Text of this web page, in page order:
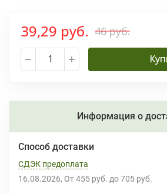
39,29 руб. 46 руб.
Информация о
Способ доставки
СДЭК предоплата
16.08.2026 От 455 руб. до 705 руб.